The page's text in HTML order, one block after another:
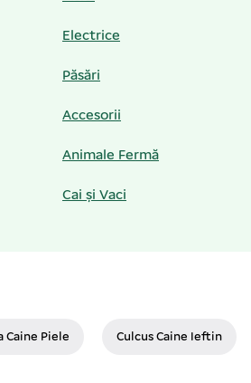
Electrice
Păsări
Accesorii
Animale Fermă
Cai și Vaci
Caine Piele Culcus Caine Ieftin